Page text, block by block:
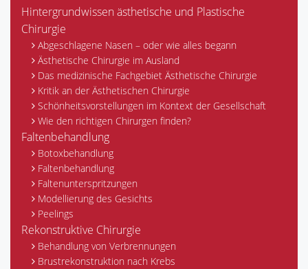
Hintergrundwissen ästhetische und Plastische
Chirurgie
Abgeschlagene Nasen – oder wie alles begann
Ästhetische Chirurgie im Ausland
Das medizinische Fachgebiet Ästhetische Chirurgie
Kritik an der Ästhetischen Chirurgie
Schönheitsvorstellungen im Kontext der Gesellschaft
Wie den richtigen Chirurgen finden?
Faltenbehandlung
Botoxbehandlung
Faltenbehandlung
Faltenunterspritzungen
Modellierung des Gesichts
Peelings
Rekonstruktive Chirurgie
Behandlung von Verbrennungen
Brustrekonstruktion nach Krebs